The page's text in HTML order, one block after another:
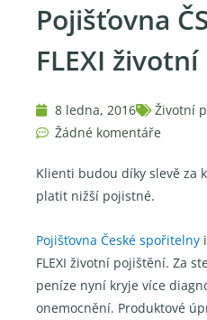
Pojišťovna
FLEXI
8 ledna, 2016
Životní
Žádné komentáře
Klienti budou díky slevě za
platit nižší pojistné.
Pojišťovna České spořitelny
FLEXI životní pojištění. Za
peníze nyní kryje více
onemocnění. Produktové